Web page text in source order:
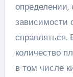
определении,
зависимости
справляться.
количество
в том числе